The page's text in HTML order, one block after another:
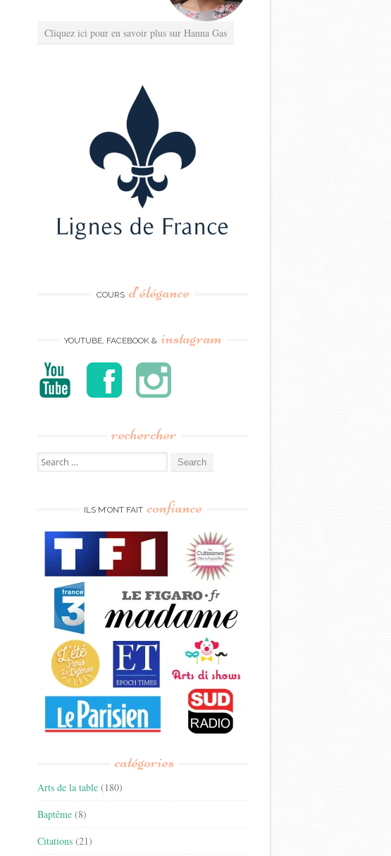
Cliquez ici pour en savoir plus sur Hanna Gas
COURS d’élégance
YOUTUBE, FACEBOOK & instagram
rechercher
Search
for:
ILS M’ONT FAIT confiance
catégories
Arts de la table (180)
Baptême (8)
Citations (21)